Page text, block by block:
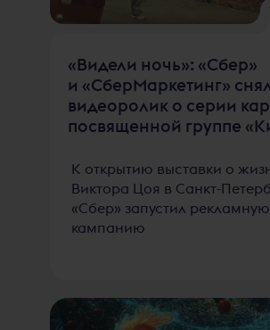
«Видели ночь»: «Сбер»
и «СберМаркетинг»
видеоролик о серии
посвященной группе
К открытию выставки о
Виктора Цоя в Санкт-
«Сбер» запустил рекламную
кампанию